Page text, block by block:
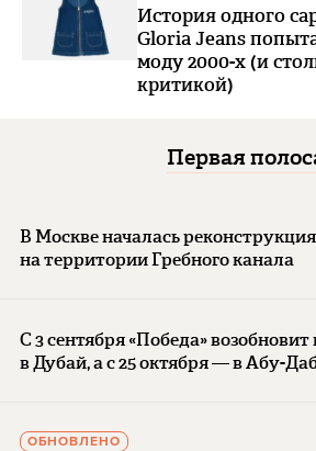
История одного
Gloria Jeans
моду 2000-х (и
критикой)
Первая
В Москве началась
на территории Гребного канала
С 3 сентября «Победа»
в Дубай, а с 25 октября — в Абу-
ОБНОВЛЕНО